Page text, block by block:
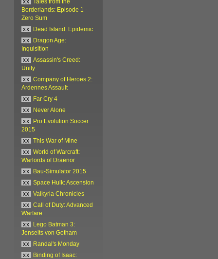
xx
Tales from the
Borderlands: Episode 1 -
Zero Sum
xx
Dead Island: Epidemic
xx
Dragon Age:
Inquisition
xx
Assassin's Creed:
Unity
xx
Company of Heroes 2:
Ardennes Assault
xx
Far Cry 4
xx
Never Alone
xx
Pro Evolution Soccer
2015
xx
This War of Mine
xx
World of Warcraft:
Warlords of Draenor
xx
Bau-Simulator 2015
xx
Space Hulk: Ascension
xx
Valkyria Chronicles
xx
Call of Duty: Advanced
Warfare
xx
Lego Batman 3:
Jenseits von Gotham
xx
Randal's Monday
xx
Binding of Isaac: